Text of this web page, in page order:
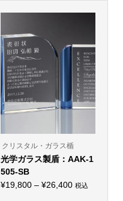
クリスタル・ガラス楯
光学ガラス製盾：AAK-1
505-SB
¥19,800 – ¥26,400価税込